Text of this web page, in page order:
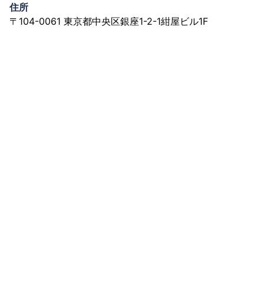
住所
〒104-0061 東京都中央区銀座1-2-1紺屋ビル1F